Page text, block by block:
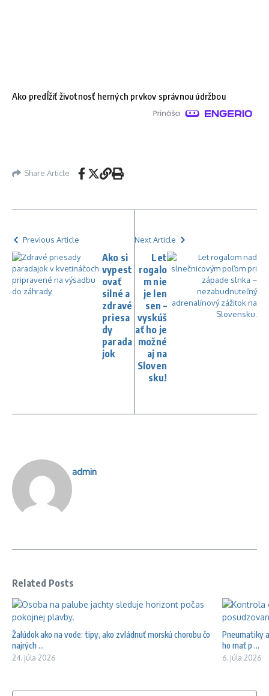
Ako predĺžiť životnosť herných prvkov správnou údržbou
Share Article
Previous Article
Ako si
vypest
ovať
silné a
zdravé
priesa
dy
parada
jok
Next Article
Let
rogalo
m nie
je len
sen –
vyskúš
ať ho je
možné
aj na
Sloven
sku!
admin
Related Posts
Žalúdok ako na vode: tipy, ako zvládnuť morskú chorobu čo
najrých ...
24. júla 2026
Pneumatiky
ho mať p ...
6. júla 2026